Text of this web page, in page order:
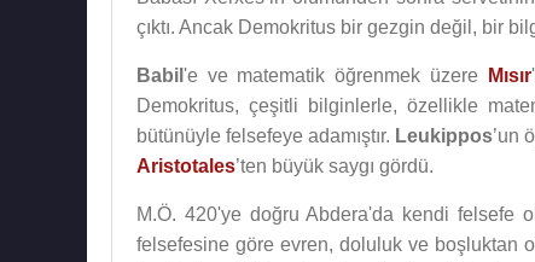
çıktı. Ancak Demokritus bir gezgin değil, bir bilgi
Babil 'e ve matematik öğrenmek üzere Mısır
Demokritus, çeşitli bilginlerle, özellikle
bütünüyle felsefeye adamıştır. Leukippos’un
Aristotales’ten büyük saygı gördü.
M.Ö. 420'ye doğru Abdera'da kendi felsefe
felsefesine göre evren, doluluk ve boşluktan